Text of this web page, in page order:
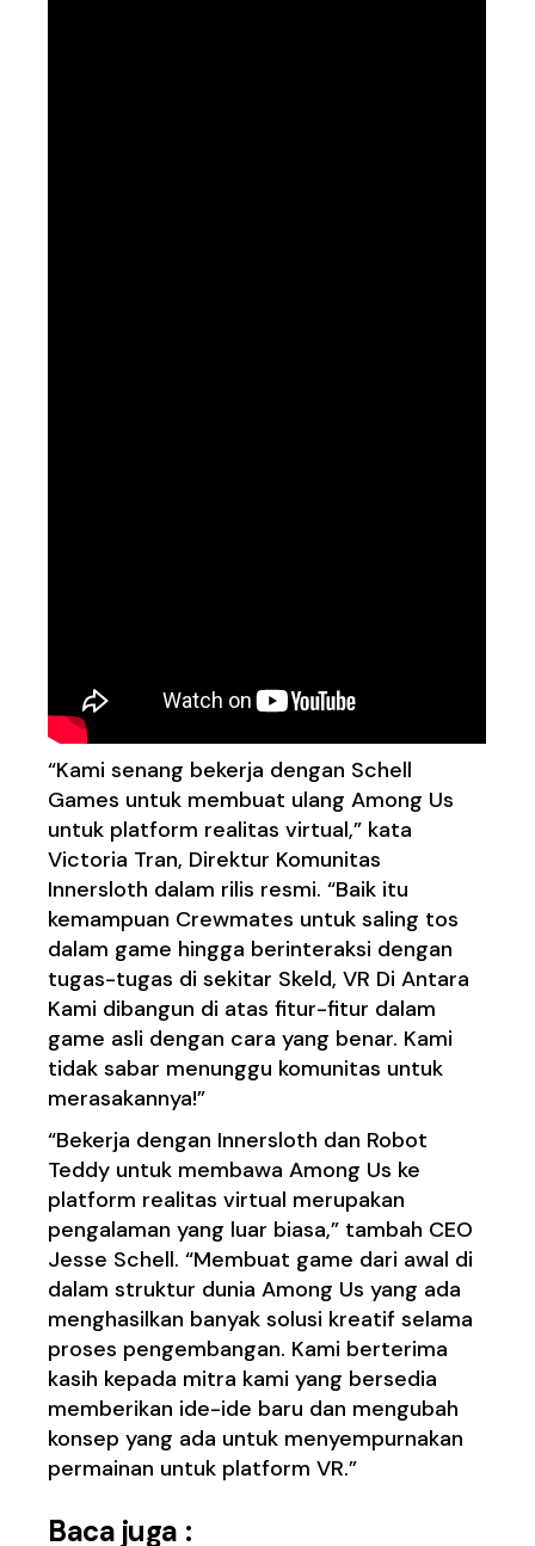
“Kami senang bekerja dengan Schell
Games untuk membuat ulang Among Us
untuk platform realitas virtual,” kata
Victoria Tran, Direktur Komunitas
Innersloth dalam rilis resmi. “Baik itu
kemampuan Crewmates untuk saling tos
dalam game hingga berinteraksi dengan
tugas-tugas di sekitar Skeld, VR Di Antara
Kami dibangun di atas fitur-fitur dalam
game asli dengan cara yang benar. Kami
tidak sabar menunggu komunitas untuk
merasakannya!”
“Bekerja dengan Innersloth dan Robot
Teddy untuk membawa Among Us ke
platform realitas virtual merupakan
pengalaman yang luar biasa,” tambah CEO
Jesse Schell. “Membuat game dari awal di
dalam struktur dunia Among Us yang ada
menghasilkan banyak solusi kreatif selama
proses pengembangan. Kami berterima
kasih kepada mitra kami yang bersedia
memberikan ide-ide baru dan mengubah
konsep yang ada untuk menyempurnakan
permainan untuk platform VR.”
Baca juga :